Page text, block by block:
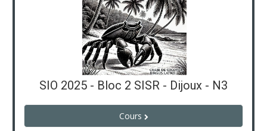
SIO 2025 - Bloc 2 SISR - Dijoux - N3
Cours